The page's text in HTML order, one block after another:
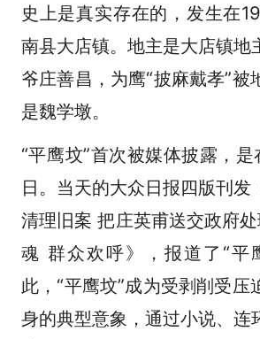
史上是真实存在的，发生在
南县大店镇。地主是大店镇地
爷庄善昌，为鹰“披麻戴孝”被
是魏学墩。
“平鹰坟”首次被媒体披露，
日。当天的大众日报四版刊发
清理旧案 把庄英甫送交政府
魂 群众欢呼》，报道了“平
此，“平鹰坟”成为受剥削受压
身的典型意象，通过小说、连